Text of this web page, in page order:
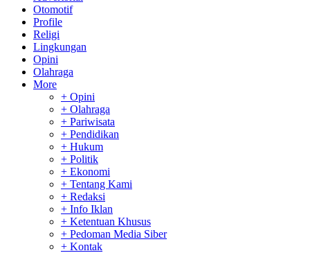
Otomotif
Profile
Religi
Lingkungan
Opini
Olahraga
More
+ Opini
+ Olahraga
+ Pariwisata
+ Pendidikan
+ Hukum
+ Politik
+ Ekonomi
+ Tentang Kami
+ Redaksi
+ Info Iklan
+ Ketentuan Khusus
+ Pedoman Media Siber
+ Kontak